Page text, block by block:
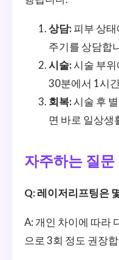
상담: 피부 상
주기를 상담합
시술:시술 부
30분에서 1시
회복:시술 후
면 바로 일상생
자주하는 질문
Q: 레이저리프팅은
A: 개인 차이에 따라
으로 3회 정도 권장